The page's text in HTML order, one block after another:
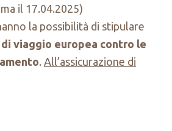
il 17.04.2025)
la possibilità di stipulare
di viaggio europea contro le
. All’assicurazione di